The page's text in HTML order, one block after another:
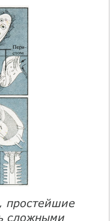
простейшие
сложными